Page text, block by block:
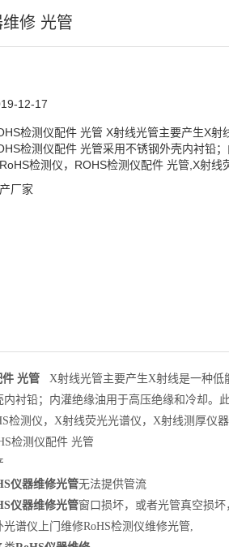
修 光管
12-17
检测仪配件 光管 X射线光管主要产生X射
检测仪配件 光管采用不锈钢外壳内衬铅
检测仪，ROHS检测仪配件 光管,X射线
厂家
件 光管 X射线光管主要产生X射线是一种低
衬铅；内灌绝缘油用于高压绝缘和冷却。
检测仪，X射线荧光光谱仪，X射线测厚仪
检测仪配件 光管
仪器维修光管无法提供管流
仪器维修光管窗口损坏，或者光管真空损坏
谱仪上门维修RoHS检测仪维修光管,